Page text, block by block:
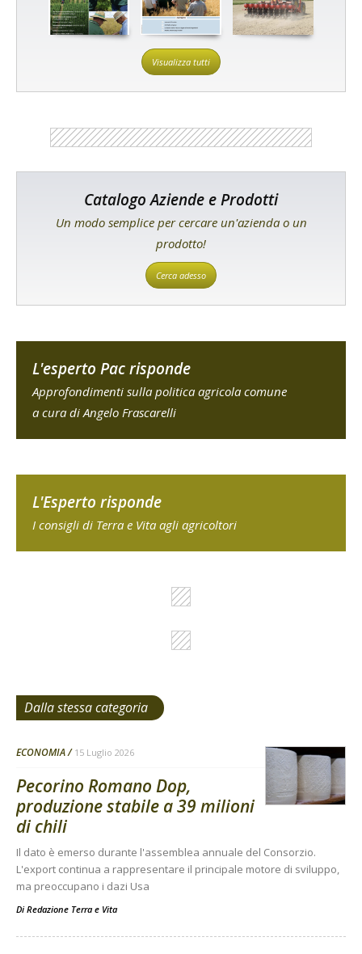
Visualizza tutti
Catalogo Aziende e Prodotti
Un modo semplice per cercare un'azienda o un
prodotto!
Cerca adesso
L'esperto Pac risponde
Approfondimenti sulla politica agricola comune
a cura di Angelo Frascarelli
L'Esperto risponde
I consigli di Terra e Vita agli agricoltori
Dalla stessa categoria
ECONOMIA 15 Luglio 2026
Pecorino Romano Dop,
produzione stabile a 39 milioni
di chili
Il dato è emerso durante l'assemblea annuale del Consorzio.
L'export continua a rappresentare il principale motore di sviluppo,
ma preoccupano i dazi Usa
Di Redazione Terra e Vita